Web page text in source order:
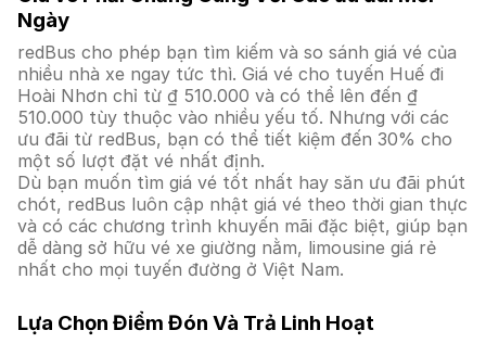
Ngày
redBus cho phép bạn tìm kiếm và so sánh giá vé của
nhiều nhà xe ngay tức thì. Giá vé cho tuyến Huế đi
Hoài Nhơn chỉ từ ₫ 510.000 và có thể lên đến ₫
510.000 tùy thuộc vào nhiều yếu tố. Nhưng với các
ưu đãi từ redBus, bạn có thể tiết kiệm đến 30% cho
một số lượt đặt vé nhất định.
Dù bạn muốn tìm giá vé tốt nhất hay săn ưu đãi phút
chót, redBus luôn cập nhật giá vé theo thời gian thực
và có các chương trình khuyến mãi đặc biệt, giúp bạn
dễ dàng sở hữu vé xe giường nằm, limousine giá rẻ
nhất cho mọi tuyến đường ở Việt Nam.
Lựa Chọn Điểm Đón Và Trả Linh Hoạt